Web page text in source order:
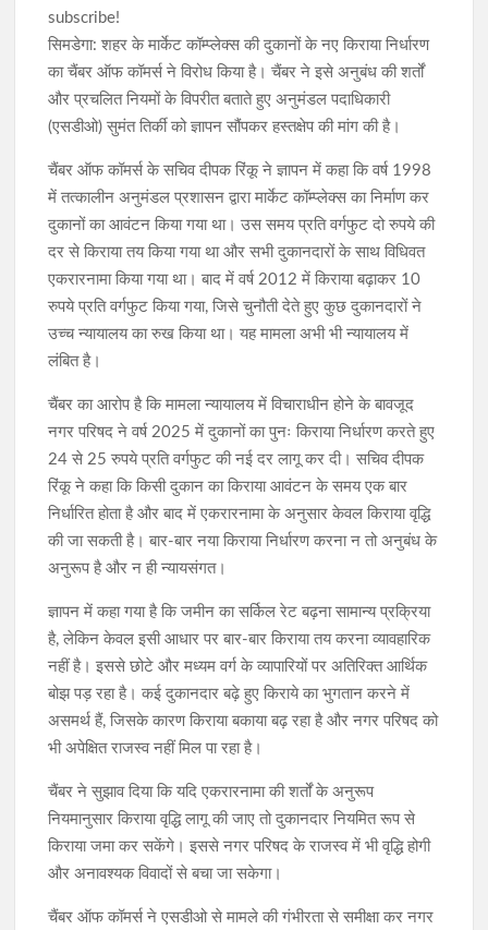
subscribe!
सिमडेगा: शहर के मार्केट कॉम्प्लेक्स की दुकानों के नए किराया निर्धारण
का चैंबर ऑफ कॉमर्स ने विरोध किया है। चैंबर ने इसे अनुबंध की शर्तों
और प्रचलित नियमों के विपरीत बताते हुए अनुमंडल पदाधिकारी
(एसडीओ) सुमंत तिर्की को ज्ञापन सौंपकर हस्तक्षेप की मांग की है।
चैंबर ऑफ कॉमर्स के सचिव दीपक रिंकू ने ज्ञापन में कहा कि वर्ष 1998
में तत्कालीन अनुमंडल प्रशासन द्वारा मार्केट कॉम्प्लेक्स का निर्माण कर
दुकानों का आवंटन किया गया था। उस समय प्रति वर्गफुट दो रुपये की
दर से किराया तय किया गया था और सभी दुकानदारों के साथ विधिवत
एकरारनामा किया गया था। बाद में वर्ष 2012 में किराया बढ़ाकर 10
रुपये प्रति वर्गफुट किया गया, जिसे चुनौती देते हुए कुछ दुकानदारों ने
उच्च न्यायालय का रुख किया था। यह मामला अभी भी न्यायालय में
लंबित है।
चैंबर का आरोप है कि मामला न्यायालय में विचाराधीन होने के बावजूद
नगर परिषद ने वर्ष 2025 में दुकानों का पुनः किराया निर्धारण करते हुए
24 से 25 रुपये प्रति वर्गफुट की नई दर लागू कर दी। सचिव दीपक
रिंकू ने कहा कि किसी दुकान का किराया आवंटन के समय एक बार
निर्धारित होता है और बाद में एकरारनामा के अनुसार केवल किराया वृद्धि
की जा सकती है। बार-बार नया किराया निर्धारण करना न तो अनुबंध के
अनुरूप है और न ही न्यायसंगत।
ज्ञापन में कहा गया है कि जमीन का सर्किल रेट बढ़ना सामान्य प्रक्रिया
है, लेकिन केवल इसी आधार पर बार-बार किराया तय करना व्यावहारिक
नहीं है। इससे छोटे और मध्यम वर्ग के व्यापारियों पर अतिरिक्त आर्थिक
बोझ पड़ रहा है। कई दुकानदार बढ़े हुए किराये का भुगतान करने में
असमर्थ हैं, जिसके कारण किराया बकाया बढ़ रहा है और नगर परिषद को
भी अपेक्षित राजस्व नहीं मिल पा रहा है।
चैंबर ने सुझाव दिया कि यदि एकरारनामा की शर्तों के अनुरूप
नियमानुसार किराया वृद्धि लागू की जाए तो दुकानदार नियमित रूप से
किराया जमा कर सकेंगे। इससे नगर परिषद के राजस्व में भी वृद्धि होगी
और अनावश्यक विवादों से बचा जा सकेगा।
चैंबर ऑफ कॉमर्स ने एसडीओ से मामले की गंभीरता से समीक्षा कर नगर